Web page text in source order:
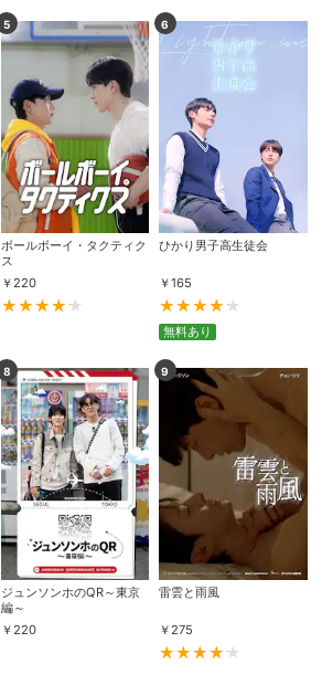
5
ボールボーイ・タクティク
ス
￥ 220
6
ひかり男子高生徒会
￥165
無料あり
8
ジュンソンホのQR～東京
編～
￥220
9
雷雲と雨風
￥275